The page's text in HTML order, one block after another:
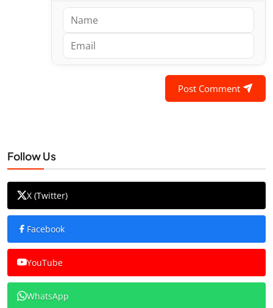
Post Comment
Follow Us
X (Twitter)
Facebook
YouTube
WhatsApp